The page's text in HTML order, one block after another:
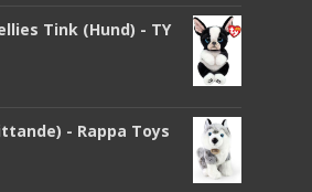
Tink (Hund) - TY
- Rappa Toys